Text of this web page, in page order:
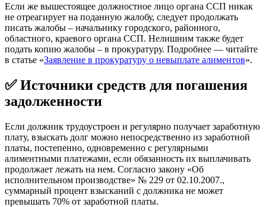
Если же вышестоящее должностное лицо органа ССП никак
не отреагирует на поданную жалобу, следует продолжать
писать жалобы – начальнику городского, районного,
областного, краевого органа ССП. Нелишним также будет
подать копию жалобы – в прокуратуру. Подробнее — читайте
в статье «Заявление в прокуратуру о невыплате алиментов«.
✅Источники средств для погашения
задолженности
Если должник трудоустроен и регулярно получает заработную
плату, взыскать долг можно непосредственно из заработной
платы, постепенно, одновременно с регулярными
алиментными платежами, если обязанность их выплачивать
продолжает лежать на нем. Согласно закону «Об
исполнительном производстве» № 229 от 02.10.2007.,
суммарный процент взысканий с должника не может
превышать 70% от заработной платы.